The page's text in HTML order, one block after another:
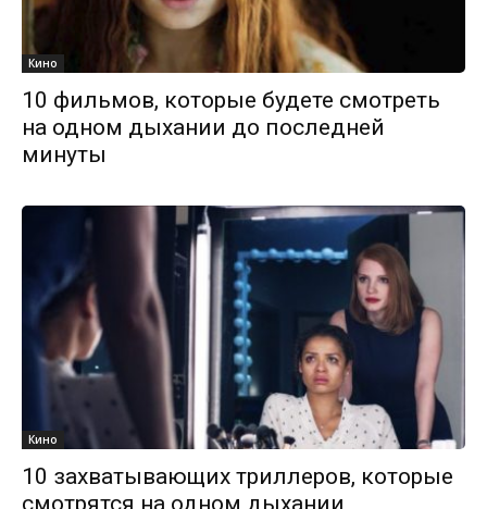
Кино
10 фильмов, которые будете смотреть
на одном дыхании до последней
минуты
Кино
10 захватывающих триллеров, которые
смотрятся на одном дыхании